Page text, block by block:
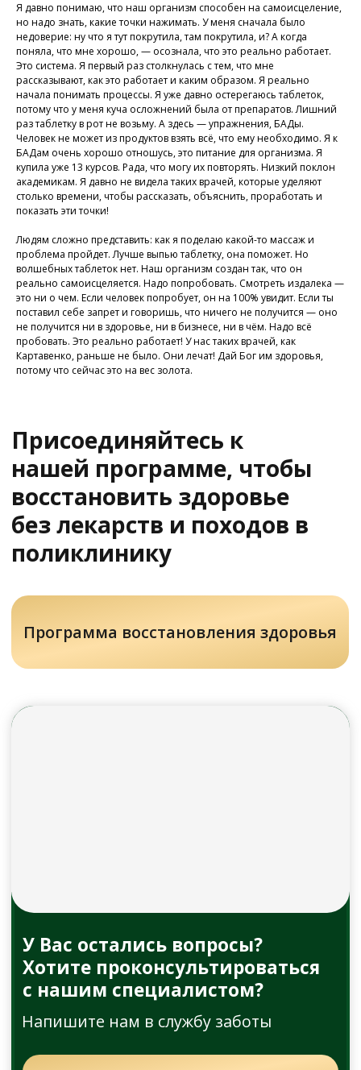
Я давно понимаю, что наш организм способен на самоисцеление,
но надо знать, какие точки нажимать. У меня сначала было
недоверие: ну что я тут покрутила, там покрутила, и? А когда
поняла, что мне хорошо, — осознала, что это реально работает.
Это система. Я первый раз столкнулась с тем, что мне
рассказывают, как это работает и каким образом. Я реально
начала понимать процессы. Я уже давно остерегаюсь таблеток,
потому что у меня куча осложнений была от препаратов. Лишний
раз таблетку в рот не возьму. А здесь — упражнения, БАДы.
Человек не может из продуктов взять всё, что ему необходимо. Я к
БАДам очень хорошо отношусь, это питание для организма. Я
купила уже 13 курсов. Рада, что могу их повторять. Низкий поклон
академикам. Я давно не видела таких врачей, которые уделяют
столько времени, чтобы рассказать, объяснить, проработать и
показать эти точки!
Людям сложно представить: как я поделаю какой-то массаж и
проблема пройдет. Лучше выпью таблетку, она поможет. Но
волшебных таблеток нет. Наш организм создан так, что он
реально самоисцеляется. Надо попробовать. Смотреть издалека —
это ни о чем. Если человек попробует, он на 100% увидит. Если ты
поставил себе запрет и говоришь, что ничего не получится — оно
не получится ни в здоровье, ни в бизнесе, ни в чём. Надо всё
пробовать. Это реально работает! У нас таких врачей, как
Картавенко, раньше не было. Они лечат! Дай Бог им здоровья,
потому что сейчас это на вес золота.
У Вас остались вопросы?
Хотите проконсультироваться
с нашим специалистом?
Задать вопрос
Напишите нам в службу заботы